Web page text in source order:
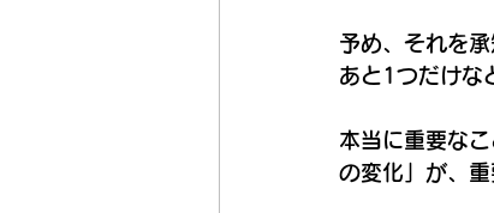
予め、それを
あと1つだけな
本当に重要な
の変化」が、重